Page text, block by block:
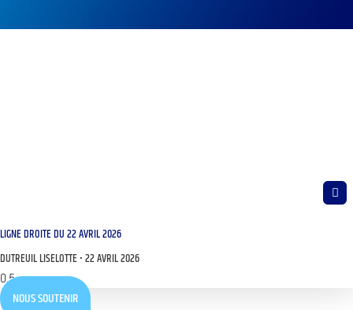
LIGNE DROITE DU 22 AVRIL 2026
DUTREUIL LISELOTTE 22 AVRIL 2026
NOUS SOUTENIR